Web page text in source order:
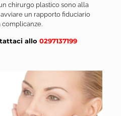
chirurgo plastico sono alla
un rapporto fiduciario
complicanze.
allo 0297137199